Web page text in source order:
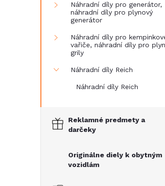
Náhradní díly pro generátor,
náhradní díly pro plynový
generátor
Náhradní díly pro
vařiče, náhradní díly pro
grily
Náhradní díly Reich
Náhradní díly Reich
Reklamné predmety a
darčeky
Originálne diely k obytným
vozidlám